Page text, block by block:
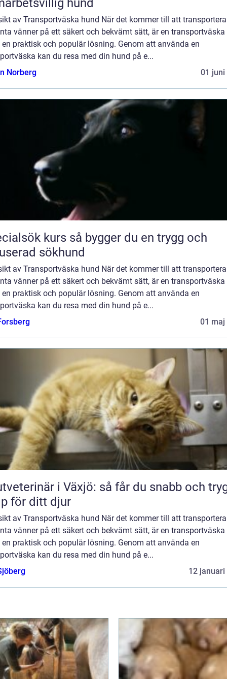
hund
av Transportväska hund När det kommer till att
vänner på ett säkert och bekvämt sätt, är en
praktisk och populär lösning. Genom att använda en
kan du resa med din hund på e...
Norberg
01 juni
kurs så bygger du en trygg och
sökhund
av Transportväska hund När det kommer till att
vänner på ett säkert och bekvämt sätt, är en
praktisk och populär lösning. Genom att använda en
kan du resa med din hund på e...
01 maj
i Växjö: så får du snabb och
för ditt djur
av Transportväska hund När det kommer till att
vänner på ett säkert och bekvämt sätt, är en
praktisk och populär lösning. Genom att använda en
kan du resa med din hund på e...
12 januari